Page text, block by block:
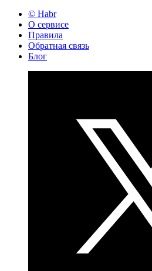
© Habr
О сервисе
Правила
Обратная связь
Блог